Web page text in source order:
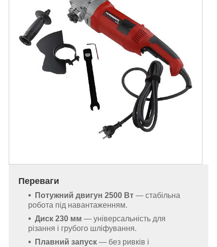
Переваги
Потужний двигун 2500 Вт — стабільна
робота під навантаженням.
Диск 230 мм — універсальність для
різання і грубого шліфування.
Плавний запуск — без ривків і